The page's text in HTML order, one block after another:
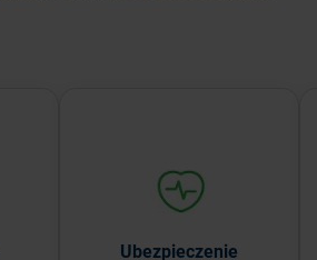
Ubezpieczenie
bliskich oraz chroń to, co
najważniejsze.